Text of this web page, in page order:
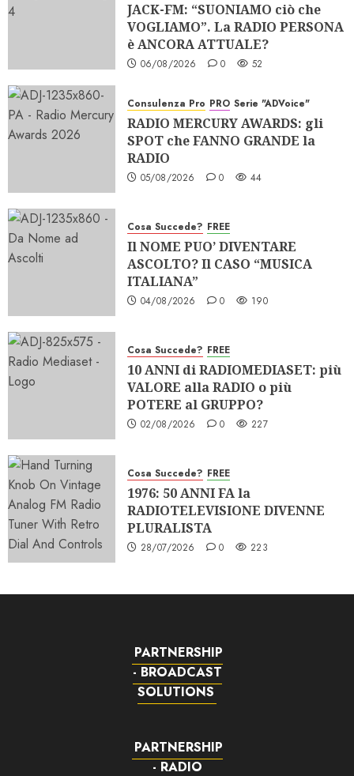
JACK-FM: “SUONIAMO ciò che
VOGLIAMO”. La RADIO PERSONA
è ANCORA ATTUALE?
06/08/2026 0 52
Consulenza Pro PRO Serie "ADVoice"
RADIO MERCURY AWARDS: gli
SPOT che FANNO GRANDE la
RADIO
05/08/2026 0 44
Cosa Succede? FREE
Il NOME PUO’ DIVENTARE
ASCOLTO? Il CASO “MUSICA
ITALIANA”
04/08/2026 0 190
Cosa Succede? FREE
10 ANNI di RADIOMEDIASET: più
VALORE alla RADIO o più
POTERE al GRUPPO?
02/08/2026 0 227
Cosa Succede? FREE
1976: 50 ANNI FA la
RADIOTELEVISIONE DIVENNE
PLURALISTA
28/07/2026 0 223
PARTNERSHIP
- BROADCAST
SOLUTIONS
PARTNERSHIP
- RADIO